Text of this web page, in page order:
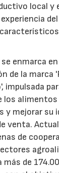
local y
enmarca
de la marca
impulsada
los
y mejorar su
venta.
de
más de